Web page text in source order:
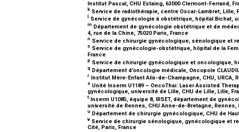
Institut Pascal, CHU Estaing, 63000 Clermont-Ferrand,
k Service de radiothérapie, centre Oscar-Lambret, Lille,
Service de gynécologie à obstétrique, hôpital Bichat,
m Département de gynécologie obstétrique et de
4, rue de la Chine, 75020 Paris, France
n Service de chirurgie gynécologique, sénologique et
o Service de gynécologie-obstétrique, hôpital de la
France
p Service de chirurgie gynécologique et oncologique,
q Département d’oncologie médicale, Oncopole
r Institut Mère-Enfant Alix-de-Champagne, CHU, URCA,
s Unité Inserm U1189 – OncoThai: Laser Assisted
gynécologique, université de Lille, CHU de Lille, Lille,
t
Inserm U1085, équipe 8, IRSET, département de
université de Rennes, CHU Anne-de-Bretagne, Rennes,
u Département de chirurgie gynécologique, CHU de
v Service de chirurgie sénologique, gynécologique et
Cité, Paris, France